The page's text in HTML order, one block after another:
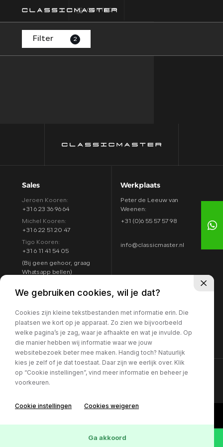
CONTACT
HOME
VOORWAARDEN
Filter 2
Sales
Jeroen Kooren:
+31 6 23 36 96 64
Michel Kooren:
+31 6 22 51 20 47
Tigo Kooren:
+31 6 11 41 54 05
(Bij geen gehoor, graag
Whatsapp bellen)
Werkplaats
Peter de Leeuw van
Weenen:
+31 (0)6 55 57 57 98
info@classicmaster.nl
Argon 25
Routebeschrijving
8:00 - 17:00
7 dagen per week
geopend
We gebruiken cookies, wil je dat?
Cookies zijn kleine tekstbestanden met informatie erin. Die
plaatsen we kort op je apparaat. Zo zien we bijvoorbeeld
welke pagina’s je zag, waar je afhaakte en wat je invulde. Op
die manier hebben wij informatie waar we jouw
websitebezoek beter mee maken. Handig toch? Natuurlijk
kies je zelf of je dat toestaat. Daar zijn we eerlijk over. Klik
op “Cookie instellingen”, vind meer informatie en beheer je
voorkeuren.
Cookie instellingen Cookies weigeren
Ga akkoord